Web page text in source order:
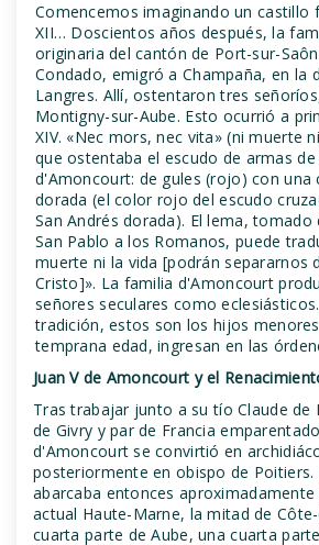
Comencemos imaginando un castillo
XII… Doscientos años después, la
originaria del cantón de Port-sur-
Condado, emigró a Champaña, en la
Langres. Allí, ostentaron tres
Montigny-sur-Aube. Esto ocurrió a
XIV. «Nec mors, nec vita» (ni muerte
que ostentaba el escudo de armas
d'Amoncourt: de gules (rojo) con una
dorada (el color rojo del escudo
San Andrés dorada). El lema, tomado
San Pablo a los Romanos, puede
muerte ni la vida [podrán separarnos
Cristo]». La familia d'Amoncourt
señores seculares como
tradición, estos son los hijos
temprana edad, ingresan en las
Juan V de Amoncourt y el
Tras trabajar junto a su tío Claude de
de Givry y par de Francia
d'Amoncourt se convirtió en
posteriormente en obispo de Poitiers.
abarcaba entonces
actual Haute-Marne, la mitad de
cuarta parte de Aube, una cuarta